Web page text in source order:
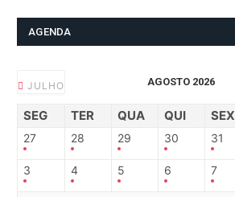
AGENDA
JULHO AGOSTO 2026
SEG TER QUA QUI SEX
27 28 29 30 31
3 4 5 6 7